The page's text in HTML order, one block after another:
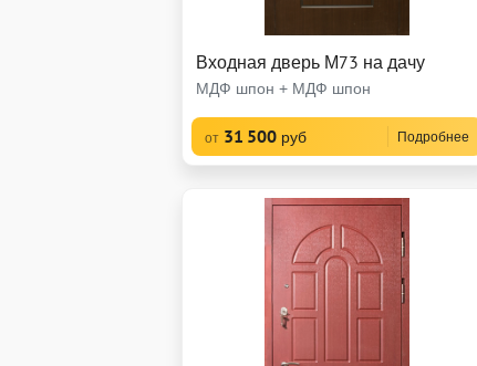
Входная дверь М73 на дачу
МДФ шпон + МДФ шпон
от 31 500 руб Подробнее